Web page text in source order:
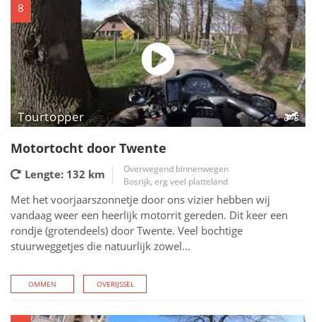
8
Tourtopper
Motortocht door Twente
Lengte: 132 km
Overwegend binnenwegen
Bosrijk, erg veel platteland
Met het voorjaarszonnetje door ons vizier hebben wij
vandaag weer een heerlijk motorrit gereden. Dit keer een
rondje (grotendeels) door Twente. Veel bochtige
stuurweggetjes die natuurlijk zowel...
OMMEN OVERIJSSEL